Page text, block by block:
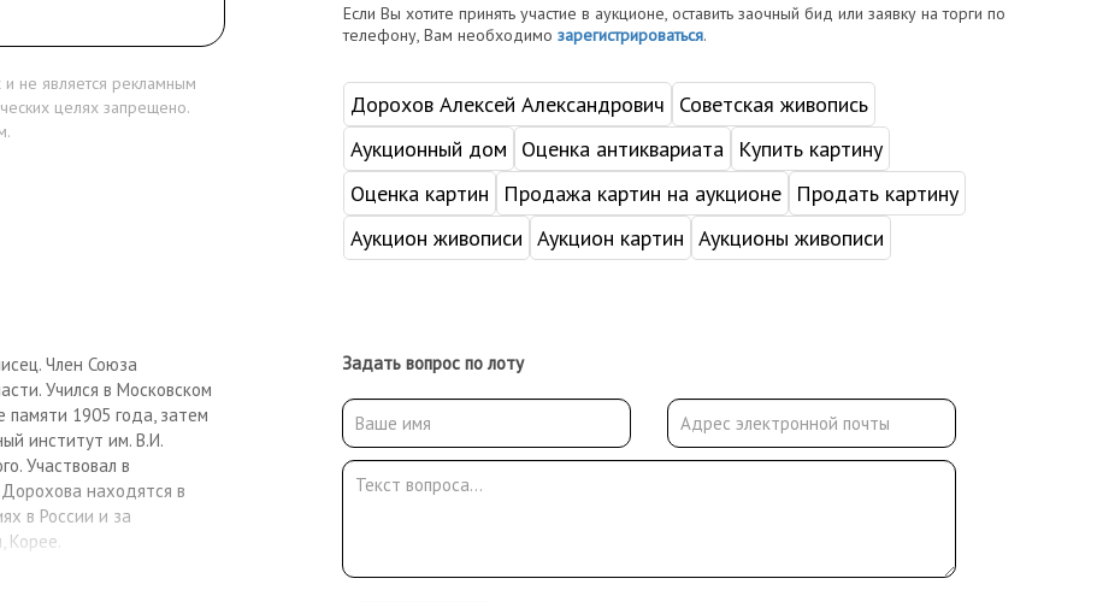
не является рекламным
целях запрещено.
Если Вы хотите принять участие в аукционе, оставить заочный бид или заявку на торги по
телефону, Вам необходимо зарегистрироваться.
Дорохов Алексей Александрович
Советская живопись
Аукционный дом
Оценка антиквариата
Купить картину
Оценка картин
Продажа картин на аукционе
Продать картину
Аукцион живописи Аукцион картин Аукционы живописи
Член Союза
Учился в Московском
памяти 1905 года, затем
институт им. В.И.
Участвовал в
находятся в
в России и за
Корее.
Задать вопрос по лоту